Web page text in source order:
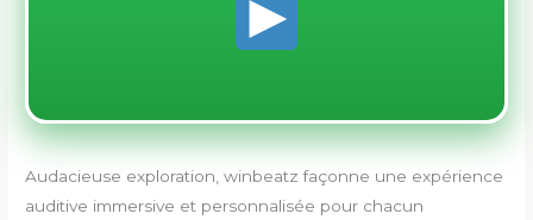
Audacieuse exploration, winbeatz façonne une expérience
auditive immersive et personnalisée pour chacun